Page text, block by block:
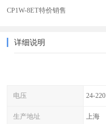
CP1W-8ET特价销售
详细说明
电压 24-220
生产地址 上海